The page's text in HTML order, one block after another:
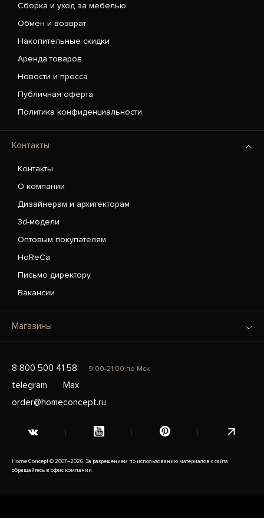
Сборка и уход за мебелью
Обмен и возврат
Накопительные скидки
Аренда товаров
Новости и пресса
Публичная оферта
Политика конфиденциальности
Контакты
Контакты
О компании
Дизайнерам и архитекторам
3d-модели
Оптовым покупателям
HoReCa
Письмо директору
Вакансии
Магазины
8 800 500 41 58 9:00-21:00 по Мск
telegram
Max
order@homeconcept.ru
Home Concept © 2007–2026. За разрешением по использованию материалов с сайта
обращайтесь в офис компании.